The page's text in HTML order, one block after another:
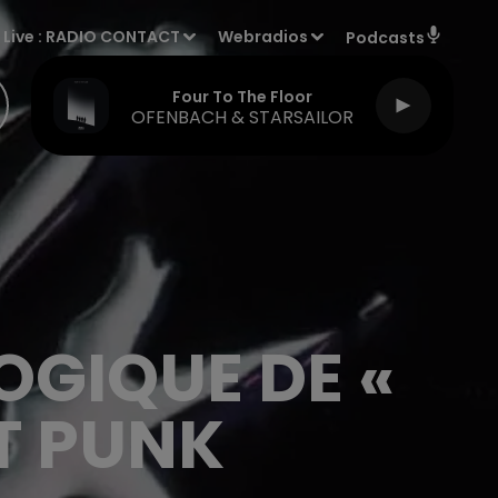
Live : RADIO CONTACT Webradios Podcasts
Four To The Floor
OFENBACH & STARSAILOR
DE «
PUNK